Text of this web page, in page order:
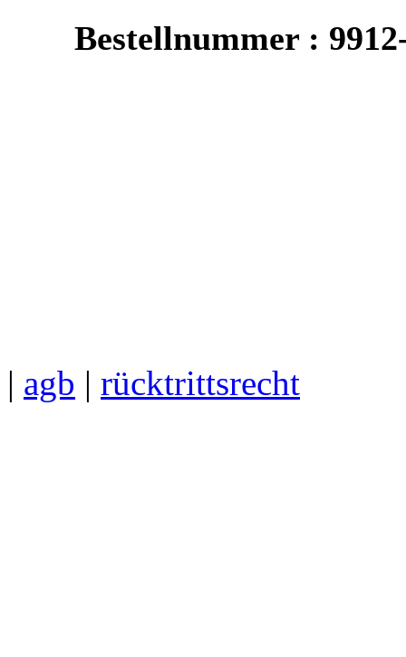
Bestellnummer :
| agb | rücktrittsrecht